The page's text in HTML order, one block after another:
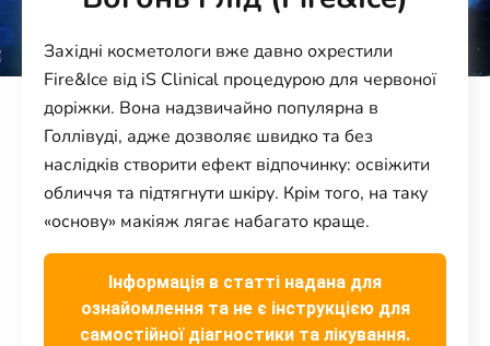
Західні косметологи вже давно охрестили
Fire&Ice від iS Clinical процедурою для червоної
доріжки. Вона надзвичайно популярна в
Голлівуді, адже дозволяє швидко та без
наслідків створити ефект відпочинку: освіжити
обличчя та підтягнути шкіру. Крім того, на таку
«основу» макіяж лягає набагато краще.
Інформація в статті надана для
ознайомлення та не є інструкцією для
самостійної діагностики та лікування.